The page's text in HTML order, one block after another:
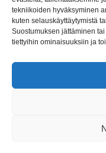
tekniikoiden hyväksyminen
kuten selauskäyttäytymistä
Suostumuksen jättäminen
tiettyihin ominaisuuksiin ja
perheyritys yli 35 vuotta.